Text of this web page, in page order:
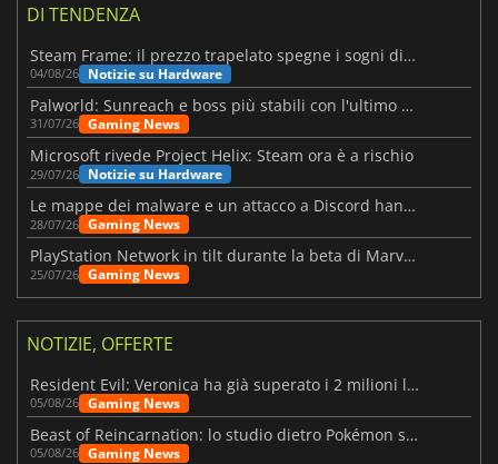
DI TENDENZA
Steam Frame: il prezzo trapelato spegne i sogni di un VR economico
04/08/26 Notizie su Hardware
Palworld: Sunreach e boss più stabili con l'ultimo update
31/07/26 Gaming News
Microsoft rivede Project Helix: Steam ora è a rischio
29/07/26 Notizie su Hardware
Le mappe dei malware e un attacco a Discord hanno colpito Meccha Chameleon
28/07/26 Gaming News
PlayStation Network in tilt durante la beta di Marvel Tōkon
25/07/26 Gaming News
NOTIZIE, OFFERTE
Resident Evil: Veronica ha già superato i 2 milioni liste dei desideri
05/08/26 Gaming News
Beast of Reincarnation: lo studio dietro Pokémon su una nuova strada
05/08/26 Gaming News